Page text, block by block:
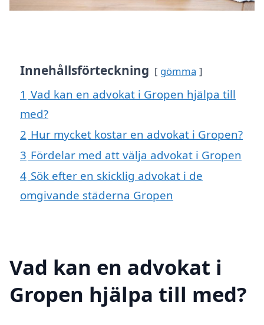
Innehållsförteckning gömma
1 Vad kan en advokat i Gropen hjälpa till
med?
2 Hur mycket kostar en advokat i Gropen?
3 Fördelar med att välja advokat i Gropen
4 Sök efter en skicklig advokat i de
omgivande städerna Gropen
Vad kan en advokat i
Gropen hjälpa till med?